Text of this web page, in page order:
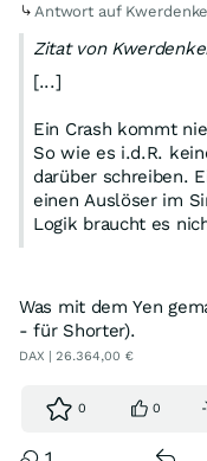
Antwort auf
Zitat von
[...]
Ein Crash kommt
So wie es i.d.R.
darüber schreiben.
einen Auslöser im
Logik braucht es
Was mit dem Yen
- für Shorter).
DAX | 26.364,00 €
0 0